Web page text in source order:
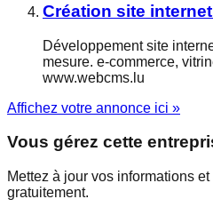
Création site
Développement site
mesure. e-commerce,
www.webcms.lu
Affichez votre annonce ici »
Vous gérez cette
Mettez à jour vos informations
gratuitement.